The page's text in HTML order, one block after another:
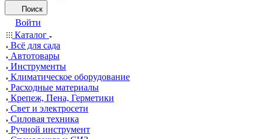
Поиск
Войти
Каталог
Всё для сада
Автотовары
Инструменты
Климатическое оборудование
Расходные материалы
Крепеж, Пена, Герметики
Свет и электросети
Силовая техника
Ручной инструмент